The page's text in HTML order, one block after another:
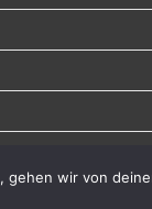
wir von